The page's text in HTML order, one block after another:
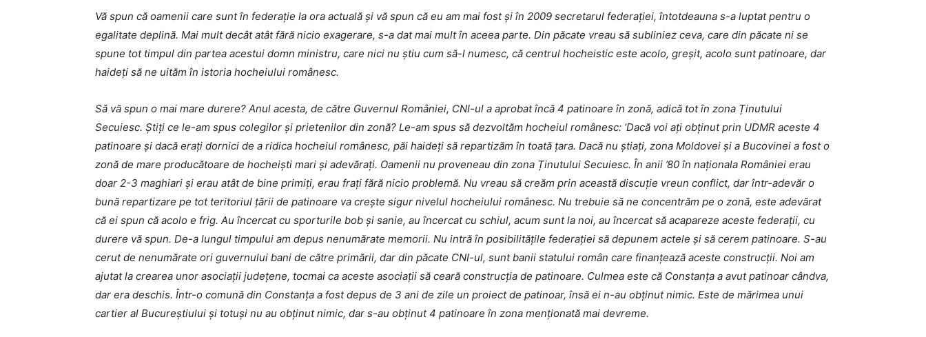
Vă spun că oamenii care sunt în federație la ora actuală și vă spun că eu am mai fost și în 2009 secretarul federației, întotdeauna s-a luptat pentru o
egalitate deplină. Mai mult decât atât fără nicio exagerare, s-a dat mai mult în aceea parte. Din păcate vreau să subliniez ceva, care din păcate ni se
spune tot timpul din partea acestui domn ministru, care nici nu știu cum să-l numesc, că centrul hocheistic este acolo, greșit, acolo sunt patinoare, dar
haideți să ne uităm în istoria hocheiului românesc.
Să vă spun o mai mare durere? Anul acesta, de către Guvernul României, CNI-ul a aprobat încă 4 patinoare în zonă, adică tot în zona Ținutului
Secuiesc. Știți ce le-am spus colegilor și prietenilor din zonă? Le-am spus să dezvoltăm hocheiul românesc: ‘Dacă voi ați obținut prin UDMR aceste 4
patinoare și dacă erați dornici de a ridica hocheiul românesc, păi haideți să repartizăm în toată țara. Dacă nu știați, zona Moldovei și a Bucovinei a fost o
zonă de mare producătoare de hocheiști mari și adevărați. Oamenii nu proveneau din zona Ținutului Secuiesc. În anii ’80 în naționala României erau
doar 2-3 maghiari și erau atât de bine primiți, erau frați fără nicio problemă. Nu vreau să creăm prin această discuție vreun conflict, dar într-adevăr o
bună repartizare pe tot teritoriul țării de patinoare va crește sigur nivelul hocheiului românesc. Nu trebuie să ne concentrăm pe o zonă, este adevărat
că ei spun că acolo e frig. Au încercat cu sporturile bob și sanie, au încercat cu schiul, acum sunt la noi, au încercat să acapareze aceste federații, cu
durere vă spun. De-a lungul timpului am depus nenumărate memorii. Nu intră în posibilitățile federației să depunem actele și să cerem patinoare. S-au
cerut de nenumărate ori guvernului bani de către primării, dar din păcate CNI-ul, sunt banii statului român care finanțează aceste construcții. Noi am
ajutat la crearea unor asociații județene, tocmai ca aceste asociații să ceară construcția de patinoare. Culmea este că Constanța a avut patinoar cândva,
dar era deschis. Într-o comună din Constanța a fost depus de 3 ani de zile un proiect de patinoar, însă ei n-au obținut nimic. Este de mărimea unui
cartier al Bucureștiului și totuși nu au obținut nimic, dar s-au obținut 4 patinoare în zona menționată mai devreme.